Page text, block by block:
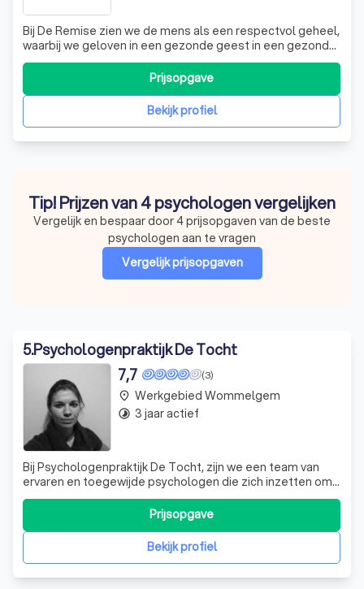
Bij De Remise zien we de mens als een respectvol geheel,
waarbij we geloven in een gezonde geest in een gezond
lichaam. We zijn ervan overtuigd dat lichamelijke en
geestelijke zorg hand in hand gaan. Onze visie is
gebaseerd op het 'en-en-verhaal', waarbij we een
integrale, empathische kijk op elke h
Bekijk profiel
Prijsopgave
Tip! Prijzen van 4 psychologen vergelijken
Vergelijk en bespaar door 4 prijsopgaven van de beste
psychologen aan te vragen
Vergelijk prijsopgaven
5.Psychologenpraktijk De Tocht
(3)
7,7
Bij Psychologenpraktijk De Tocht, zijn we een team van
ervaren en toegewijde psychologen die zich inzetten om
u te helpen bij het navigeren door de uitdagingen van het
leven. Onze specialiteiten variëren van depressie, angst
en fobieën tot trauma, eetstoornissen en verslaving. We
bieden ook onderste
Bekijk profiel
Prijsopgave
place Werkgebied Wommelgem
timelapse 3 jaar actief